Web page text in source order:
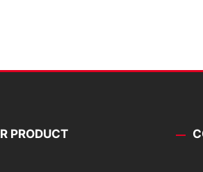
PRODUCT